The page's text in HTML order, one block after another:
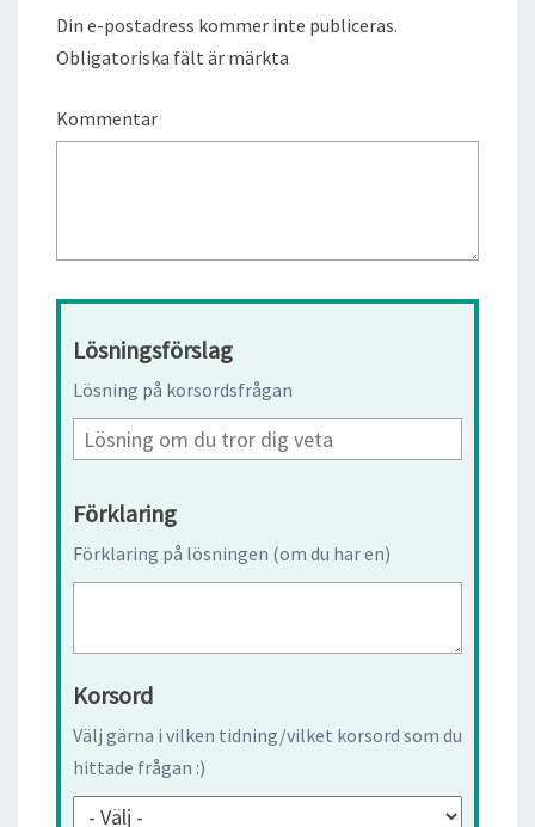
Din e-postadress kommer inte publiceras.
Obligatoriska fält är märkta
Kommentar
Lösningsförslag
Lösning på korsordsfrågan
Förklaring
Förklaring på lösningen (om du har en)
Korsord
Välj gärna i vilken tidning/vilket korsord som du
hittade frågan :)